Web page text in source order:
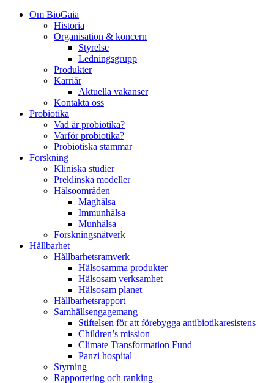
Om BioGaia
Historia
Organisation & koncern
Styrelse
Ledningsgrupp
Produkter
Karriär
Aktuella vakanser
Kontakta oss
Probiotika
Vad är probiotika?
Varför probiotika?
Probiotiska stammar
Forskning
Kliniska studier
Preklinska modeller
Hälsoområden
Maghälsa
Immunhälsa
Munhälsa
Forskningsnätverk
Hållbarhet
Hållbarhetsramverk
Hälsosamma produkter
Hälsosam verksamhet
Hälsosam planet
Hållbarhetsrapport
Samhällsengagemang
Stiftelsen för att förebygga antibiotikaresistens
Children’s mission
Climate Transformation Fund
Panzi hospital
Styrning
Rapportering och ranking